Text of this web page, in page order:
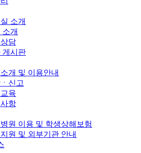
소개
소개
담
게시판
개 및 이용안내
신고
육
항
원 이용 및 학생상해보험
원 및 외부기관 안내